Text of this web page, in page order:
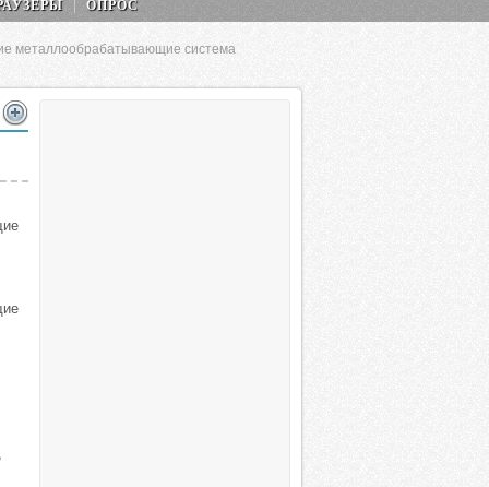
ОПРОС
металлообрабатывающие система